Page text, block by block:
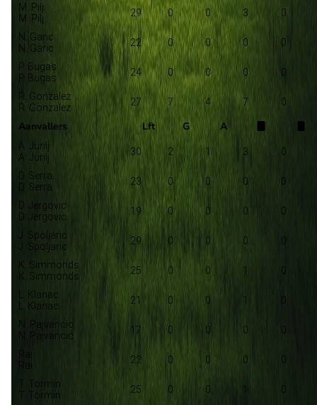
M. Pilj
M. Pilj
29 0 0 3 0
N. Garic
N. Garic
22 0 0 0 0
P. Bugas
P. Bugas
24 0 0 0 0
R. Gonzalez
R. Gonzalez
27 7 4 7 0
Aanvallers Lft G A
A. Jurilj
A. Jurilj
30 2 1 3 0
D. Serra
D. Serra
23 0 0 0 0
D. Jergovic
D. Jergovic
19 0 0 0 0
J. Spoljaric
J. Spoljaric
29 0 0 0 0
K. Simmonds
K. Simmonds
25 0 0 1 0
L. Klanac
L. Klanac
21 0 0 1 0
N. Pajvancic
N. Pajvancic
17 0 0 0 0
Rai
22 0 0 0 0
T. Tormin
T. Tormin
25 0 0 0